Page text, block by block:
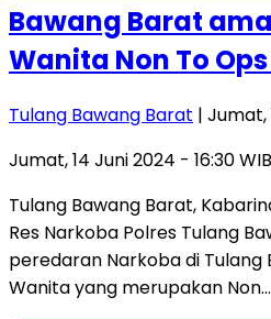
Bawang Barat
Wanita Non To
Tulang Bawang Barat | Jumat,
Jumat, 14 Juni 2024 - 16:30 WIB
Tulang Bawang Barat,
Res Narkoba Polres Tulang
peredaran Narkoba di Tulang
Wanita yang merupakan Non…